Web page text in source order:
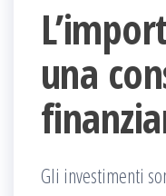
una
Gli investimenti